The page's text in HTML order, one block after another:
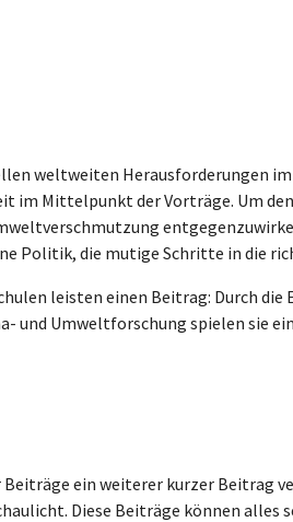
weltweiten Herausforderungen
im Mittelpunkt der Vorträge. Um
Politik, die mutige Schritte in die
leisten einen Beitrag: Durch
und Umweltforschung spielen sie
ein weiterer kurzer Beitrag
Diese Beiträge können alles